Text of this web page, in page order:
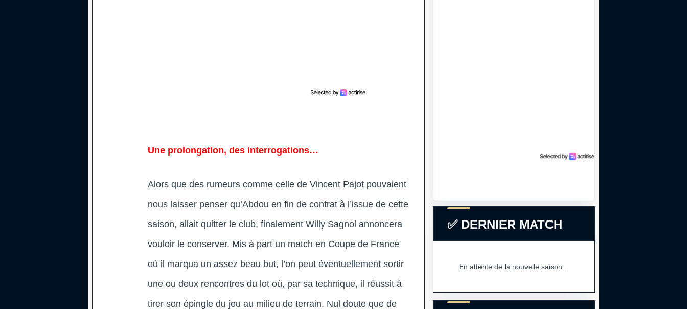
Une prolongation, des interrogations…
Alors que des rumeurs comme celle de Vincent Pajot pouvaient
nous laisser penser qu’Abdou en fin de contrat à l’issue de cette
saison, allait quitter le club, finalement Willy Sagnol annoncera
vouloir le conserver. Mis à part un match en Coupe de France
où il marqua un assez beau but, l’on peut éventuellement sortir
une ou deux rencontres du lot où, par sa technique, il réussit à
tirer son épingle du jeu au milieu de terrain. Nul doute que de
✅ DERNIER MATCH
En attente de la nouvelle saison...